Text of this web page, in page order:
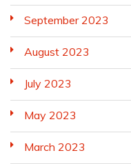
September 2023
August 2023
July 2023
May 2023
March 2023